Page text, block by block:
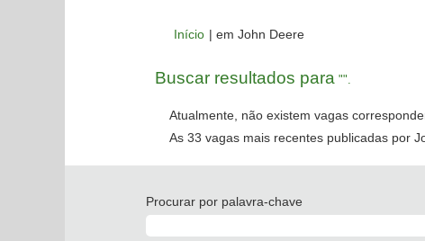
Início | em John Deere(página
Buscar resultados para "".
Atualmente, não existem vagas
As 33 vagas mais recentes publicadas por
Procurar por palavra-chave